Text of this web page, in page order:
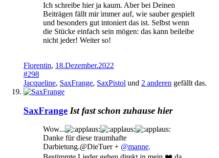
Ich schreibe hier ja kaum. Aber bei Deinen
Beiträgen fällt mir immer auf, wie sauber gespielt
und besonders gut intoniert das ist. Selbst wenn
die Stücke einfach sein mögen: das kann beileibe
nicht jeder! Weiter so!
Florentin, 18.Dezember.2022
#298
Jacqueline, SaxFrange, SaxPistol und 2 anderen gefällt das.
SaxFrange Ist fast schon zuhause hier
Wow...
Danke für diese traumhafte
Darbietung.@DieTuer + @manne.